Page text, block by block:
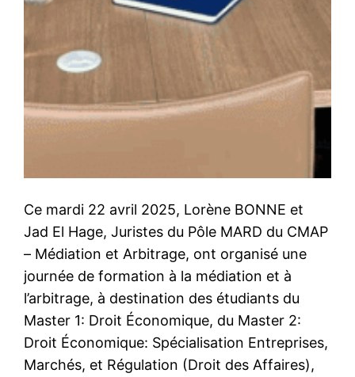
Ce mardi 22 avril 2025, Lorène BONNE et
Jad El Hage, Juristes du Pôle MARD du CMAP
– Médiation et Arbitrage, ont organisé une
journée de formation à la médiation et à
l’arbitrage, à destination des étudiants du
Master 1: Droit Économique, du Master 2:
Droit Économique: Spécialisation Entreprises,
Marchés, et Régulation (Droit des Affaires),